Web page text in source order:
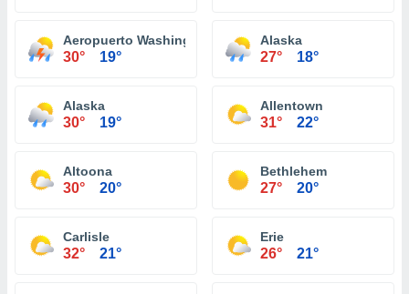
Aeropuerto Washington
30° 19°
Alaska
27° 18°
Alaska
30° 19°
Allentown
31° 22°
Altoona
30° 20°
Bethlehem
27° 20°
Carlisle
32° 21°
Erie
26° 21°